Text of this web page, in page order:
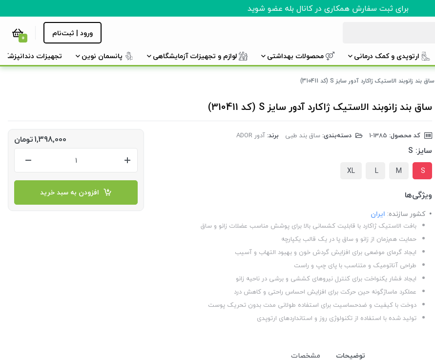
برای ثبت سفارش همکاری در کانال بله عضو شوید
ورود | ثبت‌نام 0
ارتوپدی و کمک درمانی محصولات بهداشتی لوازم و تجهیزات آزمایشگاهی پانسمان نوین تجهیزات دندانپزشکی
ساق بند زانوبند الاستیک ژاکارد آدور سایز S (کد 310411)
ساق بند زانوبند الاستیک ژاکارد آدور سایز S (کد 310411)
کد محصول: دسته‌بندی: ساق بند طبی برند: آدور ADOR
سایز: S
S
M
L
XL
ویژگی‌ها
کشور سازنده: ایران
بافت الاستیک ژاکارد با قابلیت کشسانی بالا برای پوشش مناسب عضلات زانو و ساق
حمایت هم‌زمان از زانو و ساق پا در یک قالب یکپارچه
ایجاد گرمای موضعی برای افزایش گردش خون و بهبود التهاب و آسیب
طراحی آناتومیک و متناسب با پای چپ و راست
ایجاد فشار یکنواخت برای کنترل نیروهای کششی و برشی در ناحیه زانو
عملکرد ماساژگونه حین حرکت برای افزایش احساس راحتی و کاهش درد
دوخت با کیفیت و ضدحساسیت برای استفاده طولانی مدت بدون تحریک پوست
تولید شده با استفاده از تکنولوژی روز و استانداردهای ارتوپدی
1,398,000تومان
افزودن به سبد خرید
توضیحات مشخصات